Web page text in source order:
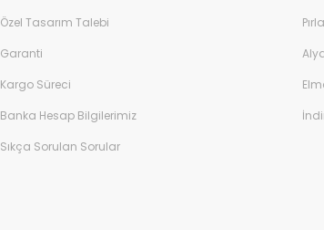
0,32 Karat
Özel Tasarım Talebi
Garanti
Kargo Süreci
Banka Hesap Bilgilerimiz
Sıkça Sorulan Sorular